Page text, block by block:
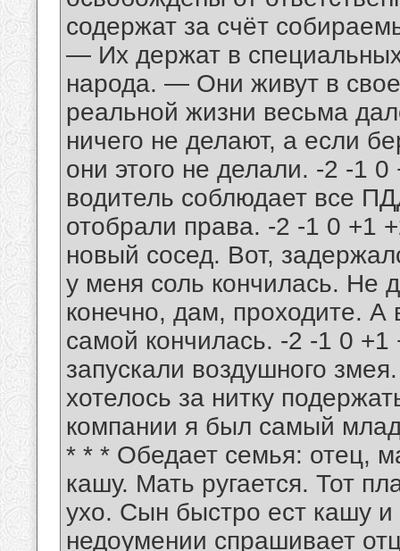
содержат за счёт
— Их держат в
народа. — Они живут в
реальной жизни весьма
ничего не делают, а если
они этого не делали. -2 -1
водитель соблюдает все
отобрали права. -2 -1 0 +1
новый сосед. Вот,
у меня соль кончилась. Не
конечно, дам, проходите. А
самой кончилась. -2 -1 0
запускали воздушного
хотелось за нитку
компании я был самый
* * * Обедает семья: отец,
кашу. Мать ругается. Тот
ухо. Сын быстро ест кашу и
недоумении спрашивает